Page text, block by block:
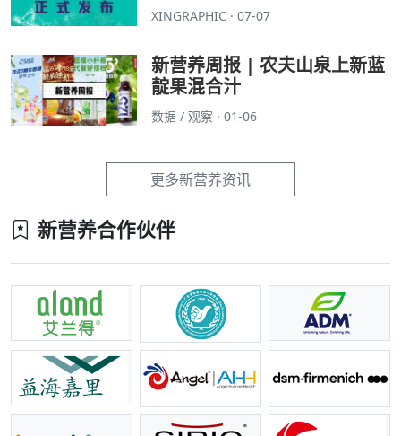
XINGRAPHIC · 07-07
新营养周报 | 农夫山泉上新蓝
靛果混合汁
数据 / 观察 · 01-06
更多新营养资讯
新营养合作伙伴